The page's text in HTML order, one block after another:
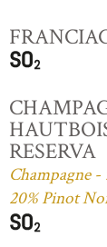
RESERVA
Champagne
20% Pinot